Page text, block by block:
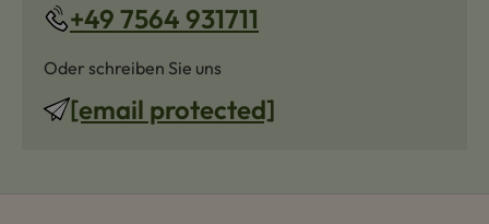
+49 7564 931711
Oder schreiben Sie uns
[email protected]